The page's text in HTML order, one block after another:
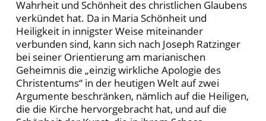
Wahrheit und Schönheit des christlichen Glaubens
verkündet hat. Da in Maria Schönheit und
Heiligkeit in innigster Weise miteinander
verbunden sind, kann sich nach Joseph Ratzinger
bei seiner Orientierung am marianischen
Geheimnis die „einzig wirkliche Apologie des
Christentums“ in der heutigen Welt auf zwei
Argumente beschränken, nämlich auf die Heiligen,
die die Kirche hervorgebracht hat, und auf die